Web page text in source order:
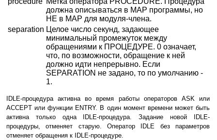
должна описываться в MAP программы, но
НЕ в MAP для модуля-члена.
separation Целое число секунд, задающее
минимальный промежуток между
обращениями к ПРОЦЕДУРЕ. 0 означает,
что, по возможности, обращение к ней
должно идти непрерывно. Если
SEPARATION не задано, то по умолчанию -
1.
IDLE-процедура активна во время работы операторов ASK или
ACCEPT или функции ENTRY. В один момент времени может быть
активна только одна IDLE-процедура. Задание новой IDLE-
процедуры, отменяет старую. Оператор IDLE без параметров
отменяет обращения к IDLE-процедуре.